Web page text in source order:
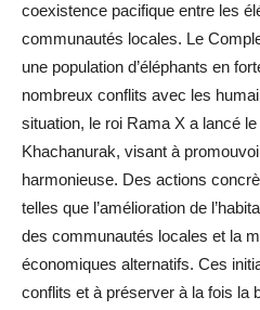
coexistence pacifique entre les
communautés locales. Le
une population d’éléphants en
nombreux conflits avec les
situation, le roi Rama X a lancé
Khachanurak, visant à
harmonieuse. Des actions
telles que l’amélioration de
des communautés locales et la
économiques alternatifs. Ces
conflits et à préserver à la fois la